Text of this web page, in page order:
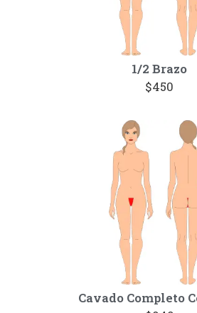
1/2 Brazo
$450
Cavado Completo